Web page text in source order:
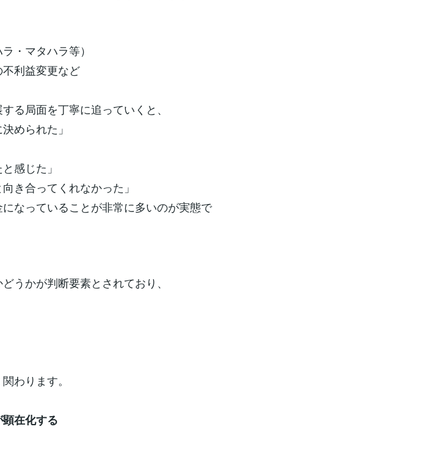
・マタハラ等）
利益変更など
る局面を丁寧に追っていくと、
められた」
感じた」
き合ってくれなかった」
なっていることが非常に多いのが実態で
うかが判断要素とされており、
わります。
在化する